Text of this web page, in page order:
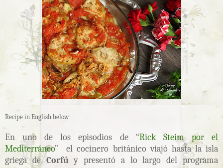
Recipe in English below
En uno de los episodios de “Rick Steim por el
Mediterráneo” el cocinero británico viajó hasta la isla
griega deCorfúy presentó a lo largo del programa